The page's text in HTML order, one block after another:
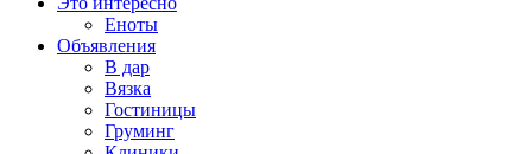
Еноты
Объявления
В дар
Вязка
Гостиницы
Груминг